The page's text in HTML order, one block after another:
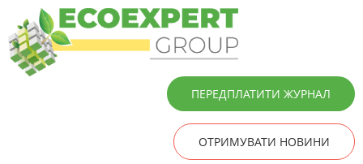
ПЕРЕДПЛАТИТИ ЖУРНАЛ
ОТРИМУВАТИ НОВИНИ